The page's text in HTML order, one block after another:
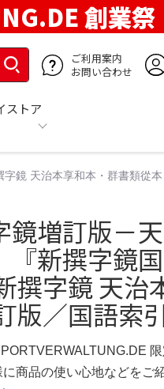
創業祭
ご利用案内
お問い合わせ
ストア
鏡 天治本享和本・群書類從
鏡増訂版－
『新撰字鏡
撰字鏡 天治
版／国語索
商品の使い心地などをご